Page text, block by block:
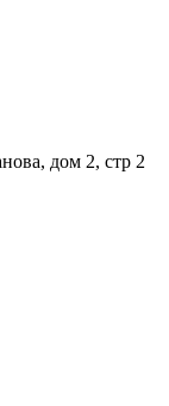
дом 2, стр 2